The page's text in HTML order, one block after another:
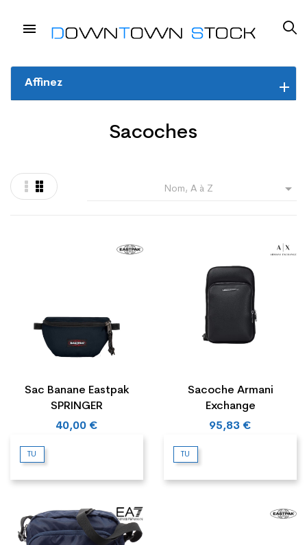
Affinez
Sacoches
Nom, A à Z 
Sac Banane Eastpak
SPRINGER
40,00 €
TU
Sacoche Armani
Exchange
95,83 €
TU